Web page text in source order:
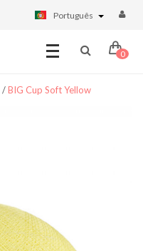
Português
0
/BIG Cup Soft Yellow